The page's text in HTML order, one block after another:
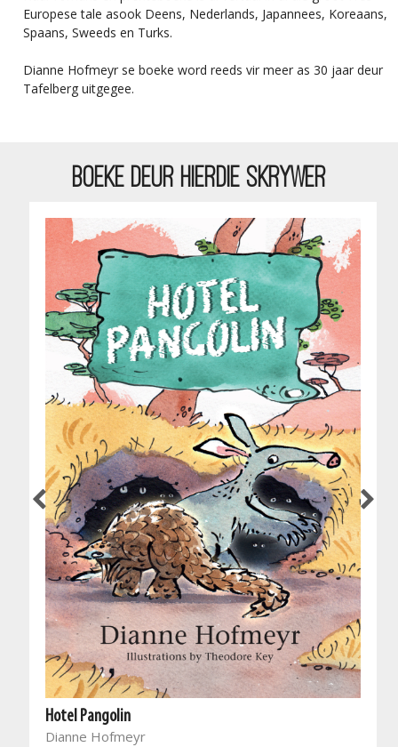
Europese tale asook Deens, Nederlands, Japannees, Koreaans,
Spaans, Sweeds en Turks.
Dianne Hofmeyr se boeke word reeds vir meer as 30 jaar deur
Tafelberg uitgegee.
BOEKE DEUR HIERDIE SKRYWER
Hotel Pangolin
Dianne Hofmeyr